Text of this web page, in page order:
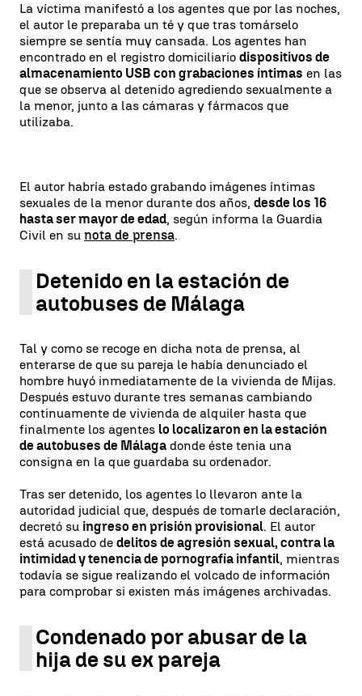
La víctima manifestó a los agentes que por las noches,
el autor le preparaba un té y que tras tomárselo
siempre se sentía muy cansada. Los agentes han
encontrado en el registro domiciliario dispositivos de
almacenamiento USB con grabaciones íntimas en las
que se observa al detenido agrediendo sexualmente a
la menor, junto a las cámaras y fármacos que
utilizaba.
El autor habría estado grabando imágenes íntimas
sexuales de la menor durante dos años, desde los 16
hasta ser mayor de edad, según informa la Guardia
Civil en su nota de prensa.
Detenido en la estación de
autobuses de Málaga
Tal y como se recoge en dicha nota de prensa, al
enterarse de que su pareja le había denunciado el
hombre huyó inmediatamente de la vivienda de Mijas.
Después estuvo durante tres semanas cambiando
continuamente de vivienda de alquiler hasta que
finalmente los agentes lo localizaron en la estación
de autobuses de Málaga donde éste tenia una
consigna en la que guardaba su ordenador.
Tras ser detenido, los agentes lo llevaron ante la
autoridad judicial que, después de tomarle declaración,
decretó su ingreso en prisión provisional. El autor
está acusado de delitos de agresión sexual, contra la
intimidad y tenencia de pornografía infantil, mientras
todavía se sigue realizando el volcado de información
para comprobar si existen más imágenes archivadas.
Condenado por abusar de la
hija de su ex pareja